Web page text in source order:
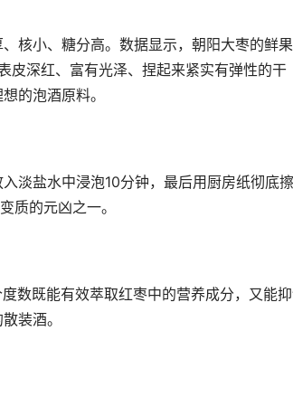
核小、糖分高。数据显示，朝阳大枣的鲜
皮深红、富有光泽、捏起来紧实有弹性的干
的泡酒原料。
淡盐水中浸泡10分钟，最后用厨房纸彻底擦
质的元凶之一。
数既能有效萃取红枣中的营养成分，又能
装酒。